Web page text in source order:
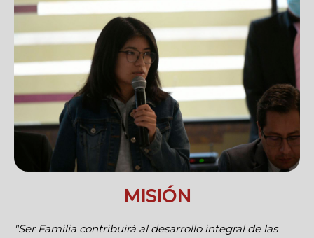
MISIÓN
"Ser Familia contribuirá al desarrollo integral de las